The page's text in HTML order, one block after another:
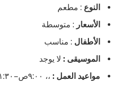
النوع : مطعم
الأسعار : متوسطة
الأطفال : مناسب
الموسيقى : لا يوجد
مواعيد العمل : ،، ٩:٠٠ص–١١:٣٠م